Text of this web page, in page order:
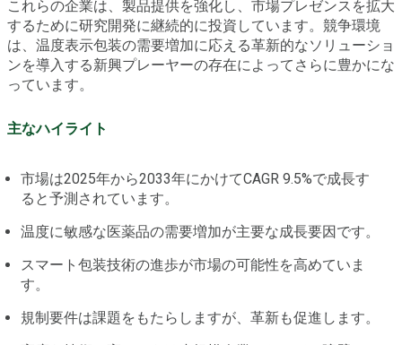
これらの企業は、製品提供を強化し、市場プレゼンスを拡大
するために研究開発に継続的に投資しています。競争環境
は、温度表示包装の需要増加に応える革新的なソリューショ
ンを導入する新興プレーヤーの存在によってさらに豊かにな
っています。
主なハイライト
市場は2025年から2033年にかけてCAGR 9.5%で成長す
ると予測されています。
温度に敏感な医薬品の需要増加が主要な成長要因です。
スマート包装技術の進歩が市場の可能性を高めていま
す。
規制要件は課題をもたらしますが、革新も促進します。